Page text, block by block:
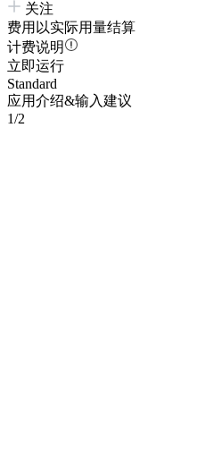
关注
费用以实际用量结算
计费说明
立即运行
Standard
应用介绍&输入建议
1/2